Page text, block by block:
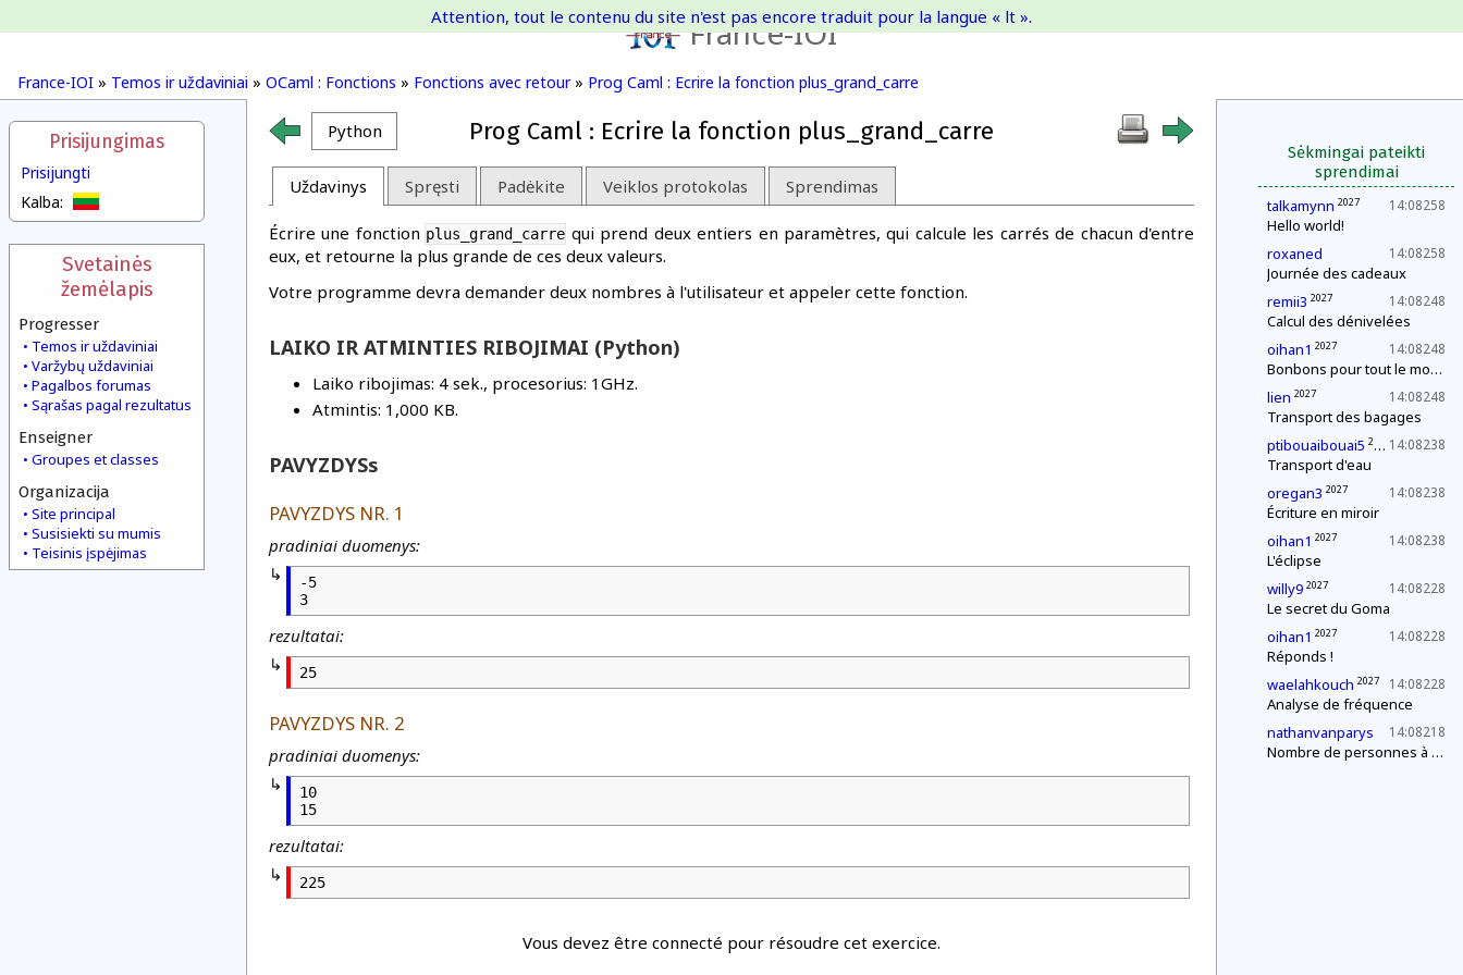
France-IOI
France-IOI » Temos ir uždaviniai » OCaml : Fonctions » Fonctions avec retour» Prog Caml : Ecrire la fonction plus_grand_carre
Attention, tout le contenu du site n'est pas encore traduit pour la langue « lt ».
Prisijungimas
Prisijungti
Kalba:
Svetainės
žemėlapis
Progresser
Temos ir uždaviniai
Varžybų uždaviniai
Pagalbos forumas
Sąrašas pagal rezultatus
Enseigner
Groupes et classes
Organizacija
Site principal
Susisiekti su mumis
Teisinis įspėjimas
Sėkmingai pateikti
sprendimai
14:08258
talkamynn 2027
Hello world!
14:08258
roxaned
Journée des cadeaux
14:08248
remii3 2027
Calcul des dénivelées
14:08248
oihan1 2027
Bonbons pour tout le monde !
14:08248
lien 2027
Transport des bagages
14:08238
ptibouaibouai5 2027
Transport d'eau
14:08238
oregan3 2027
Écriture en miroir
14:08238
oihan1 2027
L'éclipse
14:08228
willy9 2027
Le secret du Goma
14:08228
oihan1 2027
Réponds !
14:08228
waelahkouch 2027
Analyse de fréquence
14:08218
nathanvanparys
Nombre de personnes à la fête
Python Prog Caml : Ecrire la fonction plus_grand_carre
Uždavinys Spręsti Padėkite Veiklos protokolas Sprendimas
Écrire une fonction plus_grand_carre qui prend deux entiers en paramètres, qui calcule les carrés de chacun d'entre
eux, et retourne la plus grande de ces deux valeurs.
Votre programme devra demander deux nombres à l'utilisateur et appeler cette fonction.
LAIKO IR ATMINTIES RIBOJIMAI (Python)
Laiko ribojimas: 4 sek., procesorius: 1GHz.
Atmintis: 1,000 KB.
PAVYZDYSs
PAVYZDYS NR. 1
pradiniai duomenys:
-5
rezultatai:
25
PAVYZDYS NR. 2
pradiniai duomenys:
10
rezultatai:
225
Vous devez être connecté pour résoudre cet exercice.